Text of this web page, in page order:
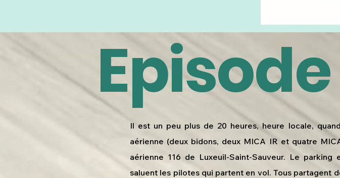
Episode
Il est un peu plus de 20 heures, heure locale,
aérienne (deux bidons, deux MICA IR et quatre
aérienne 116 de Luxeuil-Saint-Sauveur. Le
saluent les pilotes qui partent en vol. Tous partagent